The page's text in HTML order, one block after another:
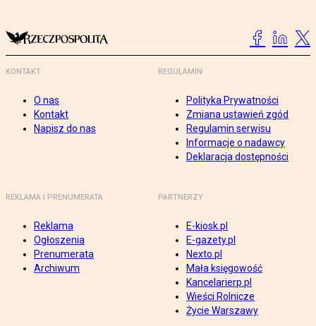
KONTAKT
O nas
Kontakt
Napisz do nas
REGULAMIN
Polityka Prywatności
Zmiana ustawień zgód
Regulamin serwisu
Informacje o nadawcy
Deklaracja dostępności
REKLAMA I PRENUMERATA
Reklama
Ogłoszenia
Prenumerata
Archiwum
PARTNERZY
E-kiosk.pl
E-gazety.pl
Nexto.pl
Mała księgowość
Kancelarierp.pl
Wieści Rolnicze
Życie Warszawy